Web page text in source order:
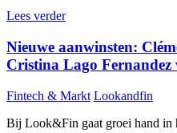
Lees verder
Nieuwe aanwinsten:
Cristina Lago
Fintech & Markt Lookandfin
Bij Look&Fin gaat groei hand in